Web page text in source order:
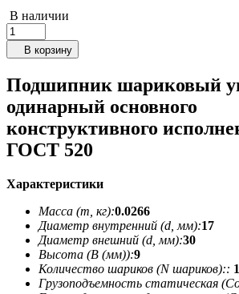
В наличии
В корзину
Подшипник шариковый
одинарный основного
конструктивного
ГОСТ 520
Характеристики
Масса (m, кг):0.0266
Диаметр внутренний (d, мм):17
Диаметр внешний (d, мм):30
Высота (В (мм)):9
Количество шариков (N шариков)::
Грузоподъемность статическая